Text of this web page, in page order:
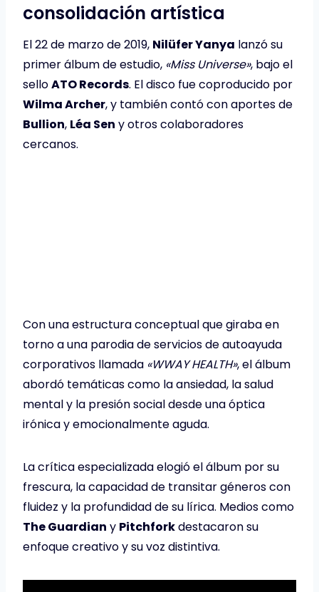
consolidación artística
El 22 de marzo de 2019, Nilüfer Yanya lanzó su
primer álbum de estudio, «Miss Universe», bajo el
selloATO Records. El disco fue coproducido por
Wilma Archer, y también contó con aportes de
Bullion, Léa Sen y otros colaboradores
cercanos.
Con una estructura conceptual que giraba en
torno a una parodia de servicios de autoayuda
corporativos llamada «WWAY HEALTH», el álbum
abordó temáticas como la ansiedad, la salud
mental y la presión social desde una óptica
irónica y emocionalmente aguda.
La crítica especializada elogió el álbum por su
frescura, la capacidad de transitar géneros con
fluidez y la profundidad de su lírica. Medios como
The Guardian y Pitchforkdestacaron su
enfoque creativo y su voz distintiva.